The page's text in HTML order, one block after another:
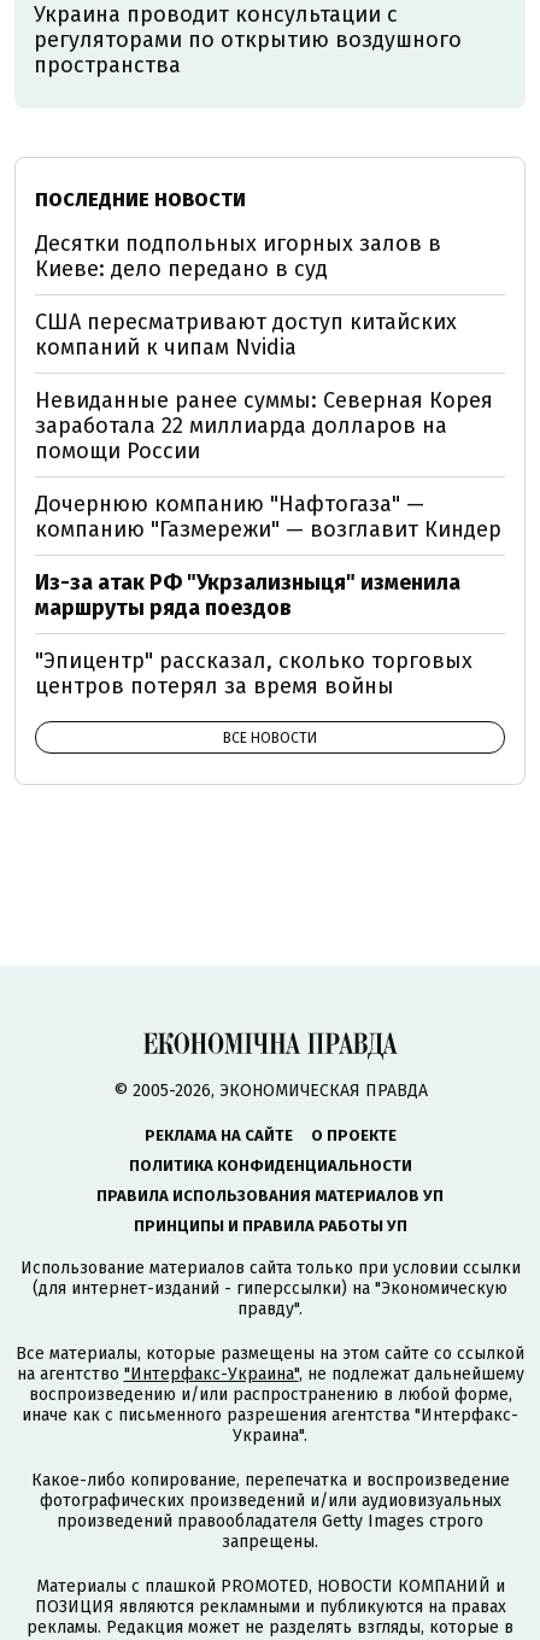
Украина проводит консультации с
регуляторами по открытию воздушного
пространства
ПОСЛЕДНИЕ НОВОСТИ
Десятки подпольных игорных залов в
Киеве: дело передано в суд
США пересматривают доступ китайских
компаний к чипам Nvidia
Невиданные ранее суммы: Северная Корея
заработала 22 миллиарда долларов на
помощи России
Дочернюю компанию "Нафтогаза" —
компанию "Газмережи" — возглавит Киндер
Из-за атак РФ "Укрзализныця" изменила
маршруты ряда поездов
"Эпицентр" рассказал, сколько торговых
центров потерял за время войны
ВСЕ НОВОСТИ
© 2005-2026, ЭКОНОМИЧЕСКАЯ ПРАВДА
РЕКЛАМА НА САЙТЕ
О ПРОЕКТЕ
ПОЛИТИКА КОНФИДЕНЦИАЛЬНОСТИ
ПРАВИЛА ИСПОЛЬЗОВАНИЯ МАТЕРИАЛОВ УП
ПРИНЦИПЫ И ПРАВИЛА РАБОТЫ УП
Использование материалов сайта только при условии ссылки
(для интернет-изданий - гиперссылки) на "Экономическую
правду".
Все материалы, которые размещены на этом сайте со ссылкой
на агентство "Интерфакс-Украина", не подлежат дальнейшему
воспроизведению и/или распространению в любой форме,
иначе как с письменного разрешения агентства "Интерфакс-
Украина".
Какое-либо копирование, перепечатка и воспроизведение
фотографических произведений и/или аудиовизуальных
произведений правообладателя Getty Images строго
запрещены.
Материалы с плашкой PROMOTED, НОВОСТИ КОМПАНИЙ и
ПОЗИЦИЯ являются рекламными и публикуются на правах
рекламы. Редакция может не разделять взгляды, которые в